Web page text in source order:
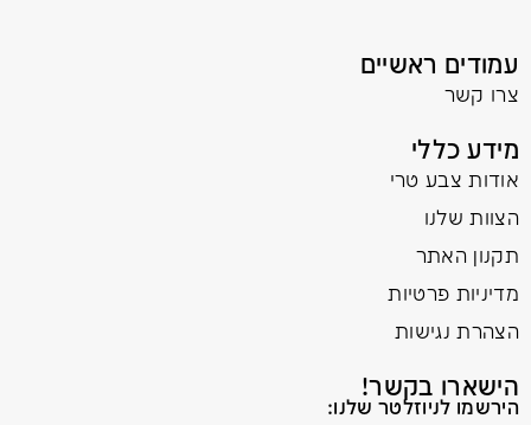
עמודים ראשיים
צרו קשר
מידע כללי
אודות צבע טרי
הצוות שלנו
תקנון האתר
מדיניות פרטיות
הצהרת נגישות
הישארו בקשר!
הירשמו לניוזלטר שלנו: